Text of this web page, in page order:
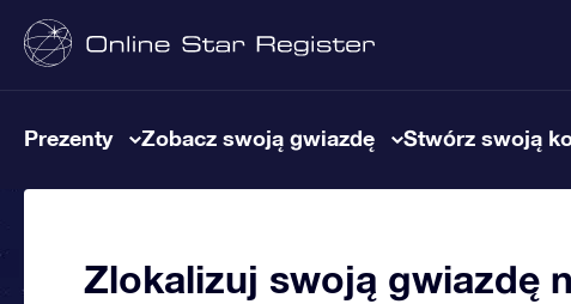
Prezenty Zobacz swoją gwiazdę Stwórz swoją
Zlokalizuj swoją gwiazdę